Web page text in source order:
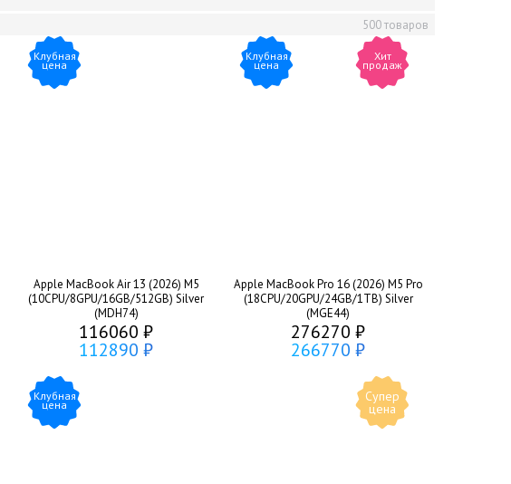
500 товаров
Клубная
цена
Apple MacBook Air 13 (2026) M5
(10CPU/8GPU/16GB/512GB) Silver
(MDH74)
116060 ₽
112890 ₽
Хит
продаж
Клубная
цена
Apple MacBook Pro 16 (2026) M5 Pro
(18CPU/20GPU/24GB/1TB) Silver
(MGE44)
276270 ₽
266770 ₽
Клубная
цена
Супер
цена